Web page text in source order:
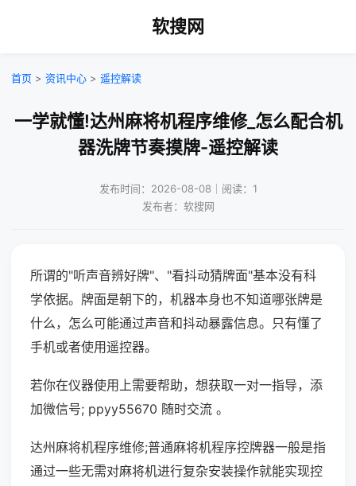
软搜网
首页 > 资讯中心 > 遥控解读
一学就懂!达州麻将机程序维修_怎么配合机
器洗牌节奏摸牌-遥控解读
发布时间：2026-08-08｜阅读：1
发布者：软搜网
所谓的"听声音辨好牌"、"看抖动猜牌面"基本没有科
学依据。牌面是朝下的，机器本身也不知道哪张牌是
什么，怎么可能通过声音和抖动暴露信息。只有懂了
手机或者使用遥控器。
若你在仪器使用上需要帮助，想获取一对一指导，添
加微信号; ppyy55670 随时交流 。
达州麻将机程序维修;普通麻将机程序控牌器一般是指
通过一些无需对麻将机进行复杂安装操作就能实现控